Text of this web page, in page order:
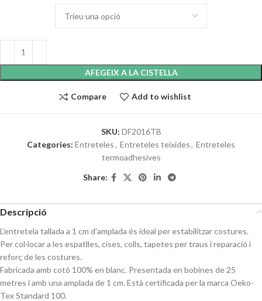
AFEGEIX A LA CISTELLA
Compare Add to wishlist
SKU: DF2016TB
Categories: Entreteles, Entreteles teixides, Entreteles
termoadhesives
Share:
Descripció
L'entretela tallada a 1 cm d'amplada és ideal per estabilitzar costures.
Per col·locar a les espatlles, cises, colls, tapetes per traus i reparació i
reforç de les costures.
Fabricada amb cotó 100% en blanc. Presentada en bobines de 25
metres i amb una amplada de 1 cm. Està certificada per la marca Oeko-
Tex Standard 100.